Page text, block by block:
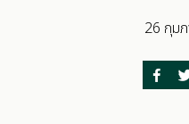
26 กุม